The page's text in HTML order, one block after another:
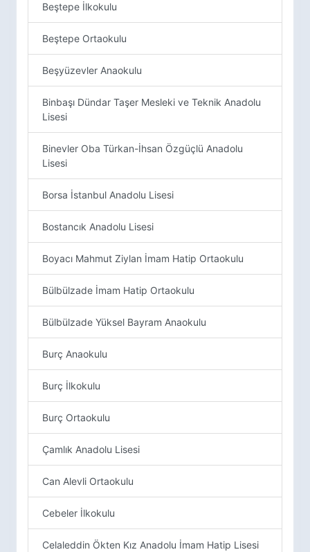
Beştepe İlkokulu
Beştepe Ortaokulu
Beşyüzevler Anaokulu
Binbaşı Dündar Taşer Mesleki ve Teknik Anadolu
Lisesi
Binevler Oba Türkan-İhsan Özgüçlü Anadolu
Lisesi
Borsa İstanbul Anadolu Lisesi
Bostancık Anadolu Lisesi
Boyacı Mahmut Ziylan İmam Hatip Ortaokulu
Bülbülzade İmam Hatip Ortaokulu
Bülbülzade Yüksel Bayram Anaokulu
Burç Anaokulu
Burç İlkokulu
Burç Ortaokulu
Çamlık Anadolu Lisesi
Can Alevli Ortaokulu
Cebeler İlkokulu
Celaleddin Ökten Kız Anadolu İmam Hatip Lisesi